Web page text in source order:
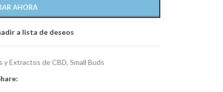
AHORA
a lista de deseos
y Extractos de CBD, Small Buds